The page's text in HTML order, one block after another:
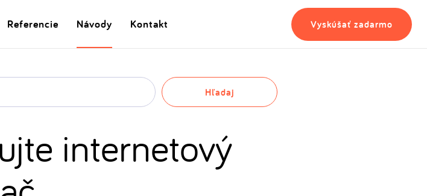
Referencie Návody Kontakt Vyskúšať zadarmo
Hľadaj
internetový